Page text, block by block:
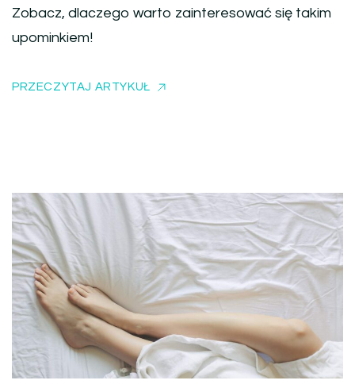
Zobacz, dlaczego warto zainteresować się takim
upominkiem!
PRZECZYTAJ ARTYKUŁ